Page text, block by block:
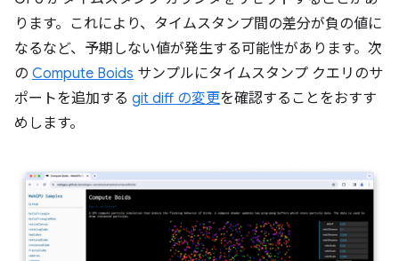
ります。これにより、タイムスタンプ間の差分が負の値に
なるなど、予期しない値が発生する可能性があります。次
の Compute Boids サンプルにタイムスタンプ クエリのサ
ポートを追加する git diff の変更を確認することをおすす
めします。